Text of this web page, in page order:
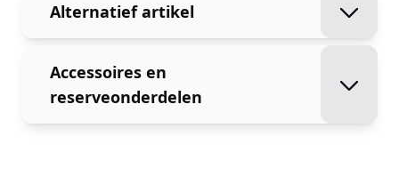
Alternatief artikel
Accessoires en
reserveonderdelen